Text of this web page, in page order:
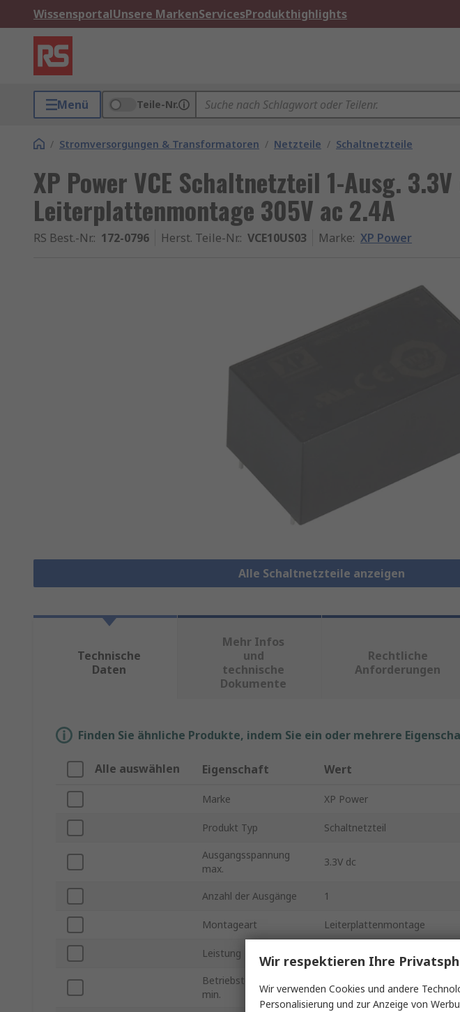
WissensportalUnsere MarkenServicesProdukthighlights
Menü Teile-Nr.
/ Stromversorgungen & Transformatoren / Netzteile / Schaltnetzteile
XP Power VCE Schaltnetzteil 1-Ausg. 3.3V
Leiterplattenmontage 305V ac 2.4A
RS Best.-Nr.: 172-0796 Herst. Teile-Nr.: VCE10US03 Marke: XP Power
Alle Schaltnetzteile anzeigen
Technische
Daten
Mehr Infos
und
technische
Dokumente
Rechtliche
Anforderungen
Finden Sie ähnliche Produkte, indem Sie ein oder mehrere
Alle auswählen Eigenschaft Wert
Marke XP Power
Produkt Typ Schaltnetzteil
Ausgangsspannung
max.
3.3V dc
Anzahl der Ausgänge 1
Montageart Leiterplattenmontage
Leistung 8W
Betriebstemperatur
min.
-25°C
Wir respektieren Ihre
Wir verwenden Cookies und andere
Personalisierung und zur Anzeige von